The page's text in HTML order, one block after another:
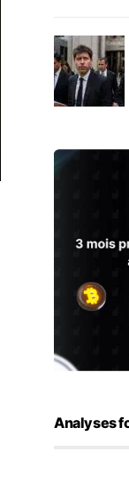
Analyses